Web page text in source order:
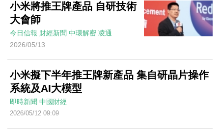
小米將推王牌產品 自研技術
大會師
今日信報 財經新聞 中環解密 凌通
2026/05/13
小米擬下半年推王牌新產品 集自研晶片操作
系統及AI大模型
即時新聞 中國財經
2026/05/12 09:09